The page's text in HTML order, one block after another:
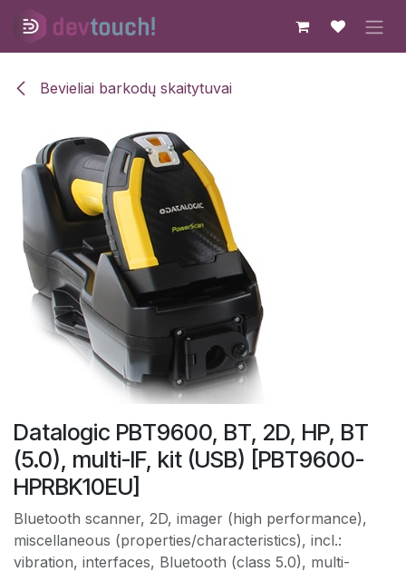
Skip to Content
Bevieliai barkodų skaitytuvai
Datalogic PBT9600, BT, 2D, HP, BT
(5.0), multi-IF, kit (USB) [PBT9600-
HPRBK10EU]
Bluetooth scanner, 2D, imager (high performance),
miscellaneous (properties/characteristics), incl.:
vibration, interfaces, Bluetooth (class 5.0), multi-